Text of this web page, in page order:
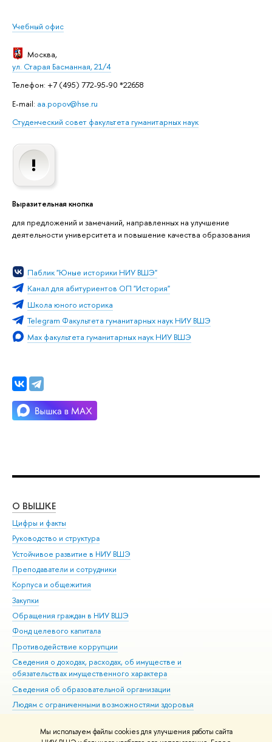
Мы используем файлы cookies для улучшения работы сайта
Учебный офис
Москва,
ул. Старая Басманная, 21/4
Телефон: +7 (495) 772-95-90 *22658
E-mail: aa.popov@hse.ru
Студенческий совет факультета гуманитарных наук
Выразительная кнопка
для предложений и замечаний, направленных на улучшение
деятельности университета и повышение качества образования
Паблик "Юные историки НИУ ВШЭ"
Канал для абитуриентов ОП "История"
Школа юного историка
Telegram Факультета гуманитарных наук НИУ ВШЭ
Max факультета гуманитарных наук НИУ ВШЭ
О ВЫШКЕ
Цифры и факты
Руководство и структура
Устойчивое развитие в НИУ ВШЭ
Преподаватели и сотрудники
Корпуса и общежития
Закупки
Обращения граждан в НИУ ВШЭ
Фонд целевого капитала
Противодействие коррупции
Сведения о доходах, расходах, об имуществе и
обязательствах имущественного характера
Сведения об образовательной организации
Людям с ограниченными возможностями здоровья
Работа в Вышке